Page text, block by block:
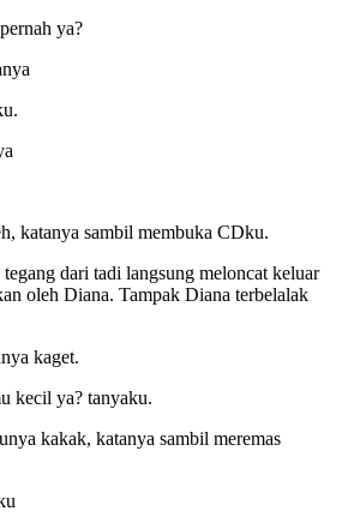
ya?
katanya sambil membuka CDku.
dari tadi langsung meloncat keluar
oleh Diana. Tampak Diana terbelalak
kaget.
kecil ya? tanyaku.
kakak, katanya sambil meremas